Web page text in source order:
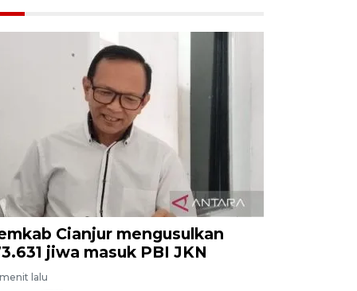
Cianjur mengusulkan
jiwa masuk PBI JKN
lalu